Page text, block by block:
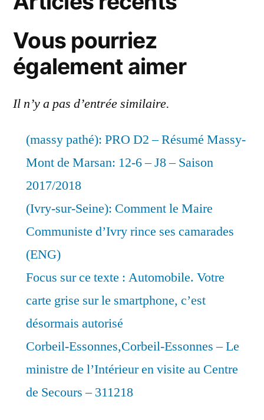
Vous pourriez
également aimer
Il n’y a pas d’entrée similaire.
(massy pathé): PRO D2 – Résumé Massy-
Mont de Marsan: 12-6 – J8 – Saison
2017/2018
(Ivry-sur-Seine): Comment le Maire
Communiste d’Ivry rince ses camarades
(ENG)
Focus sur ce texte : Automobile. Votre
carte grise sur le smartphone, c’est
désormais autorisé
Corbeil-Essonnes,Corbeil-Essonnes – Le
ministre de l’Intérieur en visite au Centre
de Secours – 311218